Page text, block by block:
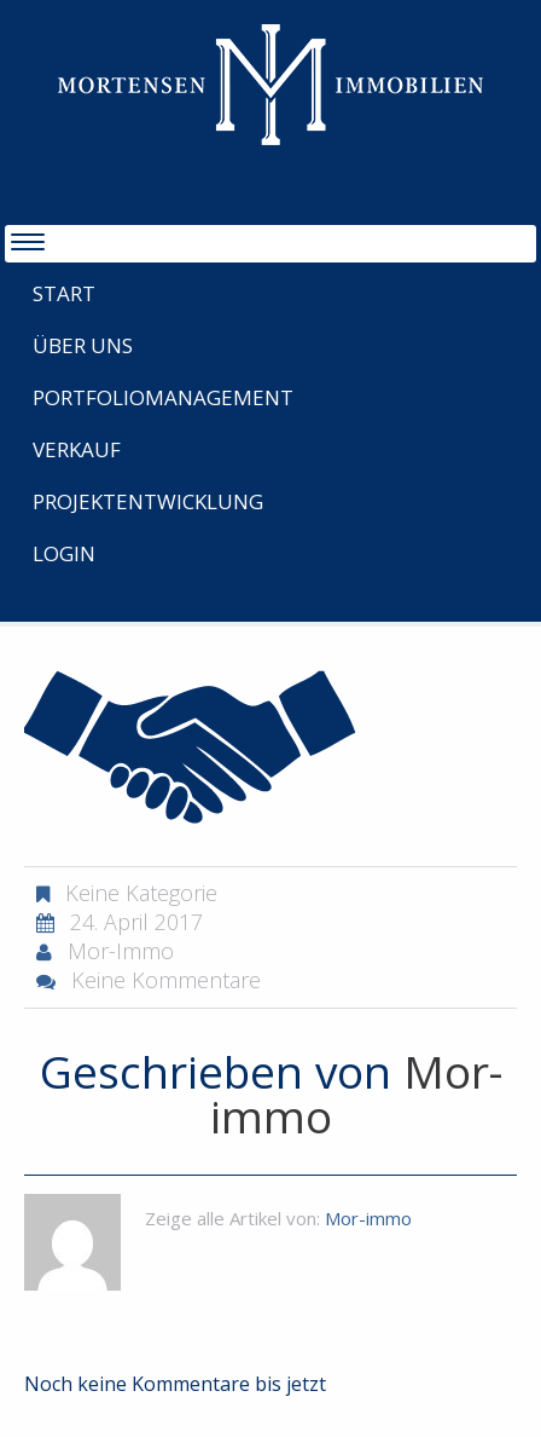
START
ÜBER UNS
PORTFOLIOMANAGEMENT
VERKAUF
PROJEKTENTWICKLUNG
LOGIN
Keine Kategorie
24. April 2017
Mor-Immo
Keine Kommentare
Geschrieben von Mor-
immo
Zeige alle Artikel von: Mor-immo
Noch keine Kommentare bis jetzt